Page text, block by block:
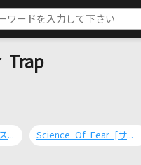
Trap
Sweet Disposition [スウィート・ディスポジション] Science Of Fear [サイエンス・オブ・フィア]